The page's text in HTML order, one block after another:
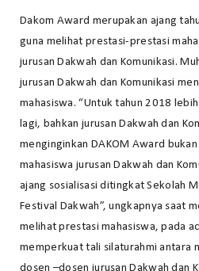
Dakom Award merupakan ajang
guna melihat prestasi-prestasi
jurusan Dakwah dan Komunikasi.
jurusan Dakwah dan Komunikasi
mahasiswa. “Untuk tahun 2018
lagi, bahkan jurusan Dakwah dan
menginginkan DAKOM Award
mahasiswa jurusan Dakwah dan
ajang sosialisasi ditingkat Sekolah
Festival Dakwah”, ungkapnya saat
melihat prestasi mahasiswa, pada
memperkuat tali silaturahmi antara
dosen –dosen jurusan Dakwah dan